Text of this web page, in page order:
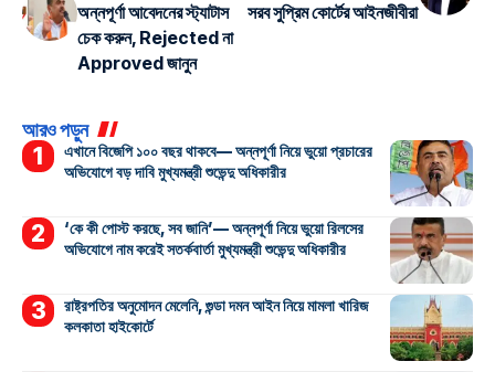
অন্নপূর্ণা আবেদনের স্ট্যাটাস
চেক করুন, Rejected না
Approved জানুন
সরব সুপ্রিম কোর্টের আইনজীবীরা
আরও পড়ুন
এখানে বিজেপি ১০০ বছর থাকবে— অন্নপূর্ণা নিয়ে ভুয়ো প্রচারের
অভিযোগে বড় দাবি মুখ্যমন্ত্রী শুভেন্দু অধিকারীর
‘কে কী পোস্ট করছে, সব জানি’— অন্নপূর্ণা নিয়ে ভুয়ো রিলসের
অভিযোগে নাম করেই সতর্কবার্তা মুখ্যমন্ত্রী শুভেন্দু অধিকারীর
রাষ্ট্রপতির অনুমোদন মেলেনি, গুন্ডা দমন আইন নিয়ে মামলা খারিজ
কলকাতা হাইকোর্টে